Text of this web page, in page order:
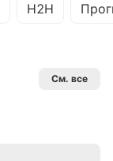
H2H
См. все